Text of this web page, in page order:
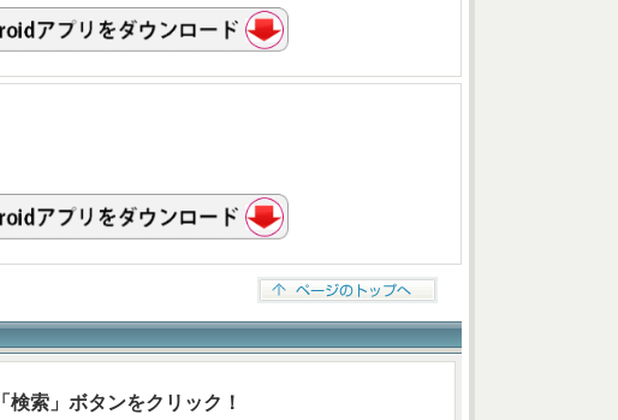
「検索」ボタンをクリック！